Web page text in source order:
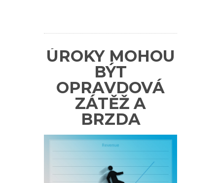
ÚROKY MOHOU
BÝT
OPRAVDOVÁ
ZÁTĚŽ A
BRZDA